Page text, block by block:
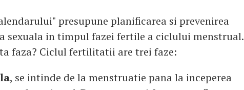
presupune planificarea si prevenirea
sexuala in timpul fazei fertile a ciclului menstrual.
faza? Ciclul fertilitatii are trei faze:
, se intinde de la menstruatie pana la inceperea